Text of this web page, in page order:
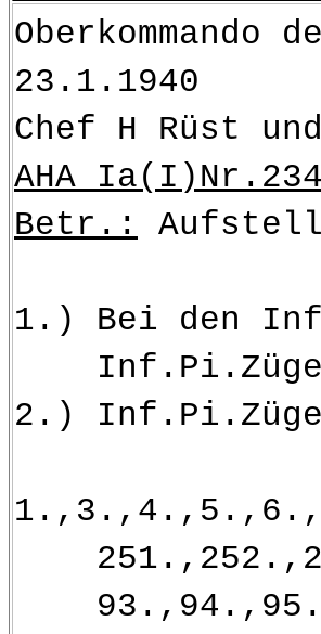
23.1.1940
Chef H Rüst
AHA
Betr.:
1.) Bei den
Inf.Pi.Züge
2.)